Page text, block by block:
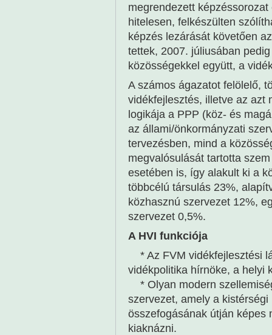
megrendezett
hitelesen, felkészülten
képzés lezárását követően
tettek, 2007. júliusában
közösségekkel együtt, a
A számos ágazatot felölelő,
vidékfejlesztés, illetve az azt
logikája a PPP (köz- és
az állami/önkormányzati
tervezésben, mind a
megvalósulását tartotta
esetében is, így alakult ki a
többcélú társulás 23%,
közhasznú szervezet 12%,
szervezet 0,5%.
A HVI funkciója
* Az FVM vidékfejlesztési
vidékpolitika hírnöke, a helyi
* Olyan modern
szervezet, amely a
összefogásának útján képes
kiaknázni.